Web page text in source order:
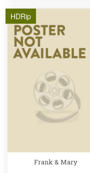
HDRip
Frank & Mary